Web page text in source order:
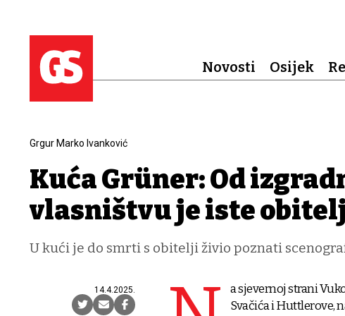
Novosti Osijek
Grgur Marko Ivanković
Kuća Grüner: Od
vlasništvu je iste
U kući je do smrti s obitelji živio poznati
14.4.2025.
a sjevernoj strani
Svačića i Huttlerove,